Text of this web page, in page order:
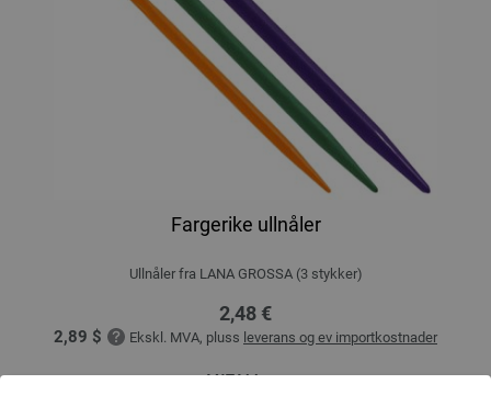
Fargerike ullnåler
Ullnåler fra LANA GROSSA (3 stykker)
2,48 €
2,89 $ Ekskl. MVA, pluss leverans og ev importkostnader
ANTALL